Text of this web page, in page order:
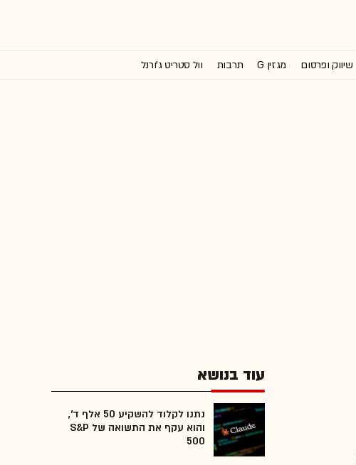
שיווק ופרסום מגזין G תרבות וול סטריט ג'ורנל
עוד בנושא
נתנו לקלוד להשקיע 50 אלף ד',
והוא עקף את התשואה של S&P
500